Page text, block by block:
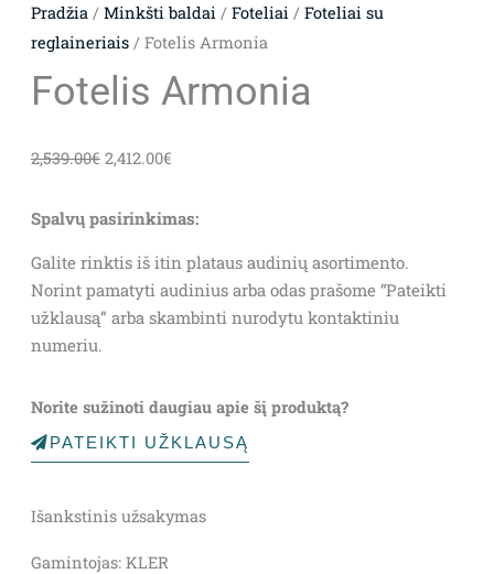
Pradžia/ Minkšti baldai/ Foteliai/ Foteliai su
reglaineriais/ Fotelis Armonia
Fotelis Armonia
2,539.00€ price
2,539.00€.
2,412.00€price
2,412.00€.
Spalvų pasirinkimas:
Galite rinktis iš itin plataus audinių asortimento.
Norint pamatyti audinius arba odas prašome “Pateikti
užklausą” arba skambinti nurodytu kontaktiniu
numeriu.
Norite sužinoti daugiau apie šį produktą?
PATEIKTI UŽKLAUSĄ
Išankstinis užsakymas
Gamintojas: KLER